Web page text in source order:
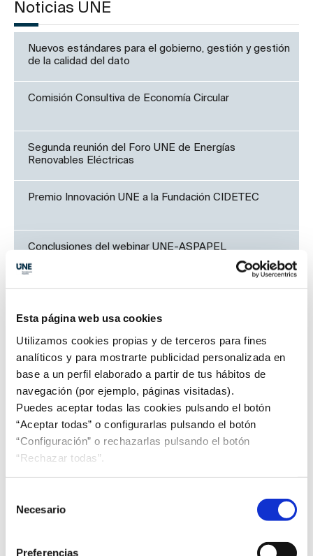
Esta página web usa cookies
Utilizamos cookies propias y de terceros para fines
analíticos y para mostrarte publicidad personalizada en
base a un perfil elaborado a partir de tus hábitos de
navegación (por ejemplo, páginas visitadas).
Puedes aceptar todas las cookies pulsando el botón
“Aceptar todas” o configurarlas pulsando el botón
“Configuración” o rechazarlas pulsando el botón
“Rechazar todas”.
Necesario
Preferencias
Noticias UNE
Nuevos estándares para el gobierno, gestión y gestión
de la calidad del dato
Comisión Consultiva de Economía Circular
Segunda reunión del Foro UNE de Energías
Renovables Eléctricas
Premio Innovación UNE a la Fundación CIDETEC
Conclusiones del webinar UNE-ASPAPEL
España, referente mundial en estándares de calidad
turística
El futuro estándar ISO de igualdad de género se
somete a consulta mundial
Jornadas MERCOSUR sobre eficiencia energética de
refrigeradores comerciales
Moldavia